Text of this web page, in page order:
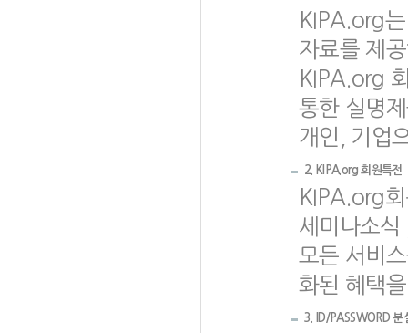
KIPA.org
자료를 제
KIPA.org
통한 실명
개인, 기업
2. KIPA.org 회원특전
KIPA.org
세미나소식
모든 서비
화된 혜택
3. ID/PASSWORD 분